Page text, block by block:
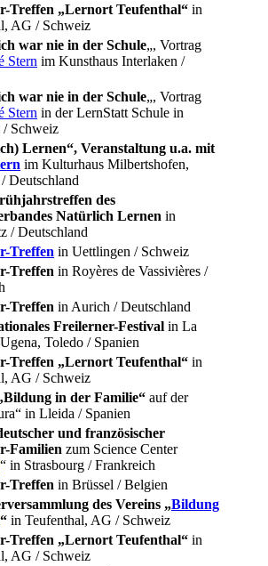
Treffen „Lernort Teufenthal“ in
AG / Schweiz
war nie in der Schule„, Vortrag
Stern im Kunsthaus Interlaken /
war nie in der Schule„, Vortrag
Stern in der LernStatt Schule in
/ Schweiz
Lernen“, Veranstaltung u.a. mit
im Kulturhaus Milbertshofen,
Deutschland
des
Natürlich Lernen in
/ Deutschland
Treffen in Uettlingen / Schweiz
Treffen in Royères de Vassivières /
Treffen in Aurich / Deutschland
Freilerner-Festival in La
Toledo / Spanien
Treffen „Lernort Teufenthal“ in
AG / Schweiz
in der Familie“ auf der
in Lleida / Spanien
und französischer
Familien zum Science Center
“ in Strasbourg / Frankreich
Treffen in Brüssel / Belgien
des Vereins „Bildung
“ in Teufenthal, AG / Schweiz
Treffen „Lernort Teufenthal“ in
AG / Schweiz